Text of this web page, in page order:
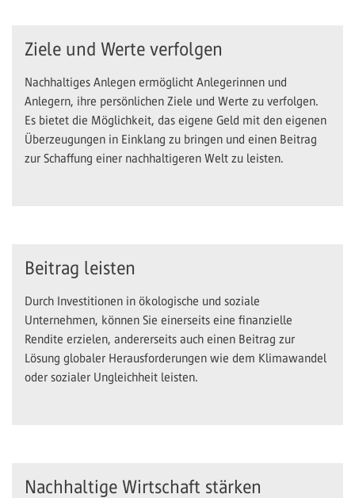
Ziele und Werte verfolgen
Nachhaltiges Anlegen ermöglicht Anlegerinnen und
Anlegern, ihre persönlichen Ziele und Werte zu verfolgen.
Es bietet die Möglichkeit, das eigene Geld mit den eigenen
Überzeugungen in Einklang zu bringen und einen Beitrag
zur Schaffung einer nachhaltigeren Welt zu leisten.
Beitrag leisten
Durch Investitionen in ökologische und soziale
Unternehmen, können Sie einerseits eine finanzielle
Rendite erzielen, andererseits auch einen Beitrag zur
Lösung globaler Herausforderungen wie dem Klimawandel
oder sozialer Ungleichheit leisten.
Nachhaltige Wirtschaft stärken